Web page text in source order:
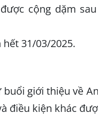
cộng dặm
hết 31/03/2025.
giới thiệu về
điều kiện khác